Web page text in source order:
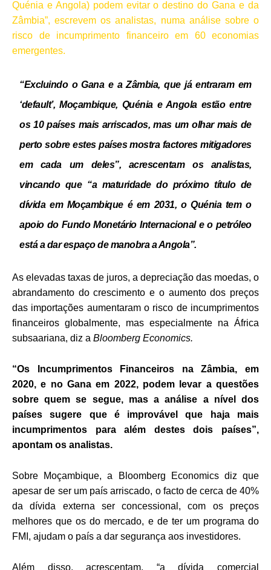
Quénia e Angola) podem evitar o destino do Gana e da
Zâmbia”, escrevem os analistas, numa análise sobre o
risco de incumprimento financeiro em 60 economias
emergentes.
“Excluindo o Gana e a Zâmbia, que já entraram em
‘default’, Moçambique, Quénia e Angola estão entre
os 10 países mais arriscados, mas um olhar mais de
perto sobre estes países mostra factores mitigadores
em cada um deles”, acrescentam os analistas,
vincando que “a maturidade do próximo título de
dívida em Moçambique é em 2031, o Quénia tem o
apoio do Fundo Monetário Internacional e o petróleo
está a dar espaço de manobra a Angola”.
As elevadas taxas de juros, a depreciação das moedas, o
abrandamento do crescimento e o aumento dos preços
das importações aumentaram o risco de incumprimentos
financeiros globalmente, mas especialmente na África
subsaariana, diz a Bloomberg Economics.
“Os Incumprimentos Financeiros na Zâmbia, em
2020, e no Gana em 2022, podem levar a questões
sobre quem se segue, mas a análise a nível dos
países sugere que é improvável que haja mais
incumprimentos para além destes dois países”,
apontam os analistas.
Sobre Moçambique, a Bloomberg Economics diz que
apesar de ser um país arriscado, o facto de cerca de 40%
da dívida externa ser concessional, com os preços
melhores que os do mercado, e de ter um programa do
FMI, ajudam o país a dar segurança aos investidores.
Além disso, acrescentam, “a dívida comercial